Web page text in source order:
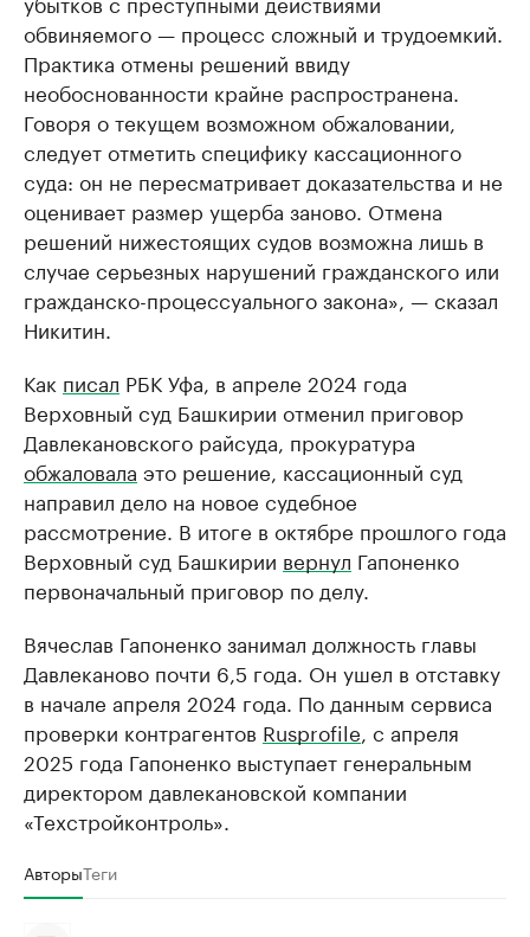
обвиняемого — процесс сложный и трудоемкий.
Практика отмены решений ввиду
необоснованности крайне распространена.
Говоря о текущем возможном обжаловании,
следует отметить специфику кассационного
суда: он не пересматривает доказательства и не
оценивает размер ущерба заново. Отмена
решений нижестоящих судов возможна лишь в
случае серьезных нарушений гражданского или
гражданско-процессуального закона», — сказал
Никитин.
Как писал РБК Уфа, в апреле 2024 года
Верховный суд Башкирии отменил приговор
Давлекановского райсуда, прокуратура
обжаловала это решение, кассационный суд
направил дело на новое судебное
рассмотрение. В итоге в октябре прошлого года
Верховный суд Башкирии вернул Гапоненко
первоначальный приговор по делу.
Вячеслав Гапоненко занимал должность главы
Давлеканово почти 6,5 года. Он ушел в отставку
в начале апреля 2024 года. По данным сервиса
проверки контрагентов Rusprofile , с апреля
2025 года Гапоненко выступает генеральным
директором давлекановской компании
«Техстройконтроль».
АвторыТеги